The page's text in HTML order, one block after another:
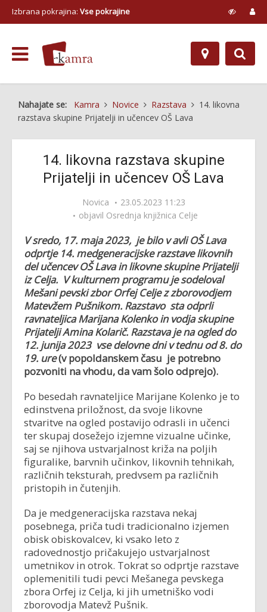
Izbrana pokrajina: Vse pokrajine
Nahajate se: Kamra Novice Razstava
14. likovna
razstava skupine Prijatelji in učencev OŠ Lava
14. likovna razstava skupine
Prijatelji in učencev OŠ Lava
Novica
23.05.2023 11:23
objavil Osrednja knjižnica Celje
V sredo, 17. maja 2023, je bilo v avli OŠ Lava
odprtje 14. medgeneracijske razstave likovnih
del učencev OŠ Lava in likovne skupine Prijatelji
iz Celja. V kulturnem programu je sodeloval
Mešani pevski zbor Orfej Celje z zborovodjem
Matevžem Pušnikom. Razstavo sta odprli
ravnateljica Marijana Kolenko in vodja skupine
Prijatelji Amina Kolarič. Razstava je na ogled do
12. junija 2023 vse delovne dni v tednu od 8. do
19. ure(v popoldanskem času je potrebno
pozvoniti na vhodu, da vam šolo odprejo).
Po besedah ravnateljice Marijane Kolenko je to
edinstvena priložnost, da svoje likovne
stvaritve na ogled postavijo odrasli in učenci
ter skupaj dosežejo izjemne vizualne učinke,
saj se njihova ustvarjalnost križa na poljih
figuralike, barvnih učinkov, likovnih tehnikah,
različnih teksturah, predvsem pa različnih
pristopih in čutenjih.
Da je medgeneracijska razstava nekaj
posebnega, priča tudi tradicionalno izjemen
obisk obiskovalcev, ki vsako leto z
radovednostjo pričakujejo ustvarjalnost
umetnikov in otrok. Tokrat so odprtje razstave
oplemenitili tudi pevci Mešanega pevskega
zbora Orfej iz Celja, ki jih umetniško vodi
zborovodja Matevž Pušnik.